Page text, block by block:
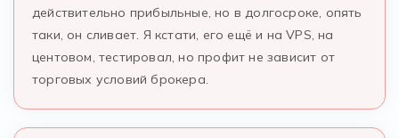
действительно прибыльные, но в долгосроке, опять
таки, он сливает. Я кстати, его ещё и на VPS, на
центовом, тестировал, но профит не зависит от
торговых условий брокера.